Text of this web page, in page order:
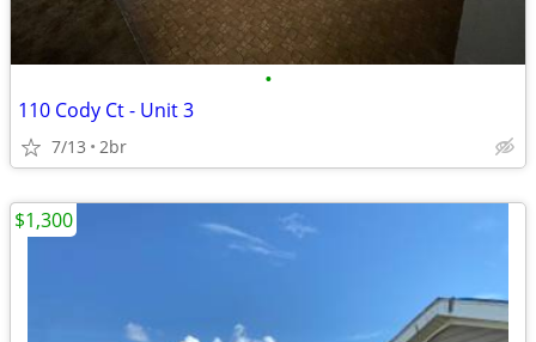
•
110 Cody Ct - Unit 3
7/13 2br
$1,300